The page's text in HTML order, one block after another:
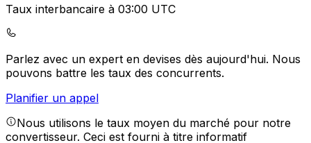
Taux interbancaire à 03:00 UTC
Parlez avec un expert en devises dès aujourd'hui. Nous
pouvons battre les taux des concurrents.
Planifier un appel
Nous utilisons le taux moyen du marché pour notre
convertisseur. Ceci est fourni à titre informatif